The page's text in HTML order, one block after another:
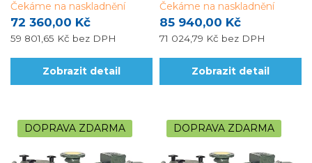
72 360,00 Kč
59 801,65 Kč bez DPH
Čekáme na naskladnění
Zobrazit detail
85 940,00 Kč
71 024,79 Kč bez DPH
Čekáme na naskladnění
Zobrazit detail
DOPRAVA ZDARMA DOPRAVA ZDARMA